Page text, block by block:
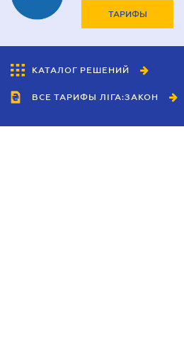
ТАРИФЫ
КАТАЛОГ РЕШЕНИЙ
ВСЕ ТАРИФЫ ЛІГА:ЗАКОН